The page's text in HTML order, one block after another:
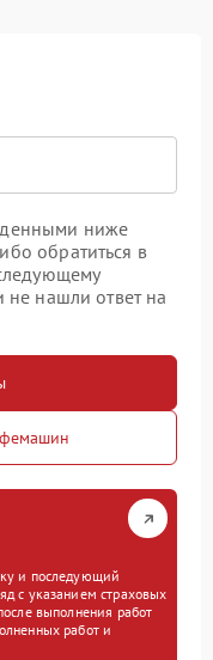
ниже
обратиться в
не нашли ответ на
и последующий
с указанием страховых
выполнения работ
работ и